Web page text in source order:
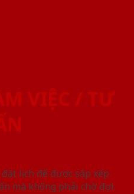
VIỆC / TƯ
lịch để được sắp xếp
mà không phải chờ đợi.